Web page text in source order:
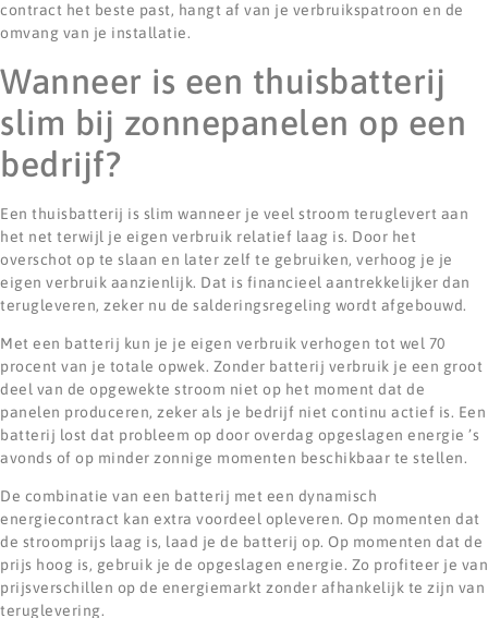
contract het beste past, hangt af van je verbruikspatroon en de
omvang van je installatie.
Wanneer is een thuisbatterij
slim bij zonnepanelen op een
bedrijf?
Een thuisbatterij is slim wanneer je veel stroom teruglevert aan
het net terwijl je eigen verbruik relatief laag is. Door het
overschot op te slaan en later zelf te gebruiken, verhoog je je
eigen verbruik aanzienlijk. Dat is financieel aantrekkelijker dan
terugleveren, zeker nu de salderingsregeling wordt afgebouwd.
Met een batterij kun je je eigen verbruik verhogen tot wel 70
procent van je totale opwek. Zonder batterij verbruik je een groot
deel van de opgewekte stroom niet op het moment dat de
panelen produceren, zeker als je bedrijf niet continu actief is. Een
batterij lost dat probleem op door overdag opgeslagen energie ’s
avonds of op minder zonnige momenten beschikbaar te stellen.
De combinatie van een batterij met een dynamisch
energiecontract kan extra voordeel opleveren. Op momenten dat
de stroomprijs laag is, laad je de batterij op. Op momenten dat de
prijs hoog is, gebruik je de opgeslagen energie. Zo profiteer je van
prijsverschillen op de energiemarkt zonder afhankelijk te zijn van
teruglevering.